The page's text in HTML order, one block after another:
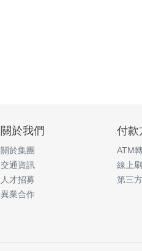
關於我們
關於集團
交通資訊
人才招募
異業合作
付款
ATM
線上
第三